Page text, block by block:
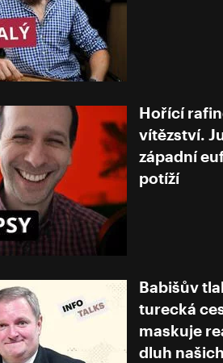
Hořící
vítězství.
západní
potíží
Babišův
turecká
maskuje
dluh